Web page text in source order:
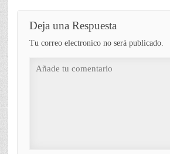
Deja una Respuesta
Tu correo electronico no será publicado.